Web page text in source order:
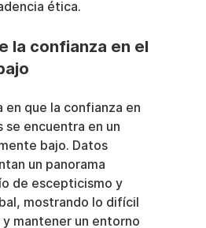
ética.
la confianza en el
en que la confianza en
se encuentra en un
bajo. Datos
un panorama
de escepticismo y
mostrando lo difícil
mantener un entorno